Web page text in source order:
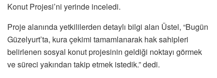
Konut Projesi’ni yerinde inceledi.
Proje alanında yetkililerden detaylı bilgi alan Üstel, “Bugün
Güzelyurt’ta, kura çekimi tamamlanarak hak sahipleri
belirlenen sosyal konut projesinin geldiği noktayı görmek
ve süreci yakından takip etmek istedik.” dedi.